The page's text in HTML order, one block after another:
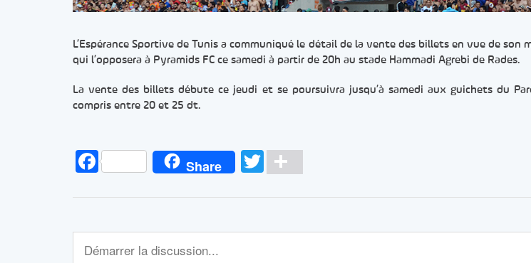
L’Espérance Sportive de Tunis a communiqué le détail de la vente des billets en vue de son
qui l’opposera à Pyramids FC ce samedi à partir de 20h au stade Hammadi Agrebi de Rades.
La vente des billets débute ce jeudi et se poursuivra jusqu’à samedi aux guichets du
compris entre 20 et 25 dt.
FacebookShare Twitter